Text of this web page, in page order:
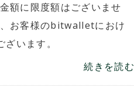
額に限度額はございませ
お客様のbitwalletにおけ
います。
続きを読む